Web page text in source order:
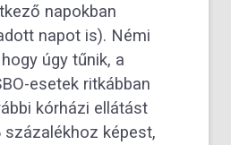
napokban
napot is). Némi
úgy tűnik, a
esetek ritkábban
kórházi ellátást
képest,